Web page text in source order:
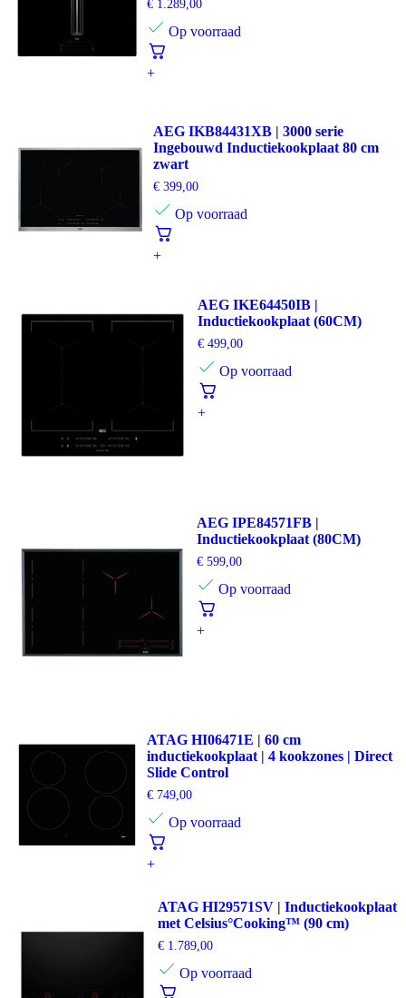
€1.289,00
Op voorraad
+
AEG IKB84431XB | 3000 serie
Ingebouwd Inductiekookplaat 80 cm
zwart
€399,00
Op voorraad
+
AEG IKE64450IB |
Inductiekookplaat (60CM)
€499,00
Op voorraad
+
AEG IPE84571FB |
Inductiekookplaat (80CM)
€ 599,00
Op voorraad
+
ATAG HI06471E | 60 cm
inductiekookplaat | 4 kookzones | Direct
Slide Control
€ 749,00
Op voorraad
+
ATAG HI29571SV | Inductiekookplaat
met Celsius°Cooking™ (90 cm)
€ 1.789,00
Op voorraad